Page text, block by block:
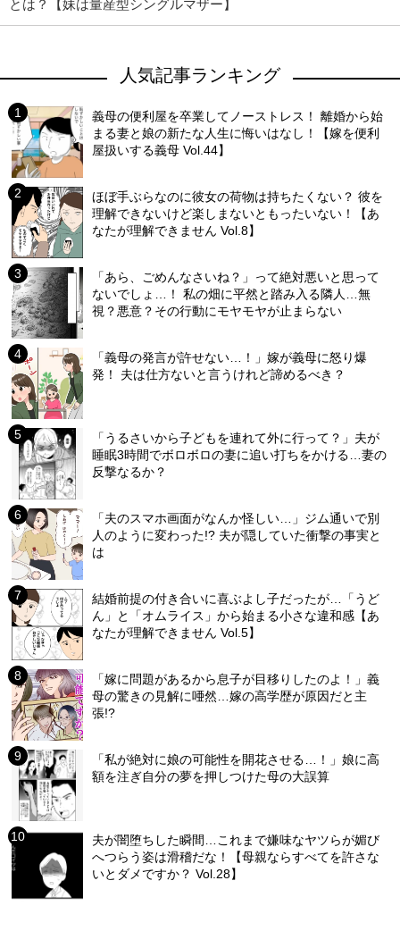
とは？【妹は量産型シングルマザー】
人気記事ランキング
義母の便利屋を卒業してノーストレス！ 離婚から始
まる妻と娘の新たな人生に悔いはなし！【嫁を便利
屋扱いする義母 Vol.44】
ほぼ手ぶらなのに彼女の荷物は持ちたくない？ 彼を
理解できないけど楽しまないともったいない！【あ
なたが理解できません Vol.8】
「あら、ごめんなさいね？」って絶対悪いと思って
ないでしょ…！ 私の畑に平然と踏み入る隣人…無
視？悪意？その行動にモヤモヤが止まらない
「義母の発言が許せない…！」嫁が義母に怒り爆
発！ 夫は仕方ないと言うけれど諦めるべき？
「うるさいから子どもを連れて外に行って？」夫が
睡眠3時間でボロボロの妻に追い打ちをかける…妻の
反撃なるか？
「夫のスマホ画面がなんか怪しい…」ジム通いで別
人のように変わった!? 夫が隠していた衝撃の事実と
は
結婚前提の付き合いに喜ぶよし子だったが…「うど
ん」と「オムライス」から始まる小さな違和感【あ
なたが理解できません Vol.5】
「嫁に問題があるから息子が目移りしたのよ！」義
母の驚きの見解に唖然…嫁の高学歴が原因だと主
張!?
「私が絶対に娘の可能性を開花させる…！」娘に高
額を注ぎ自分の夢を押しつけた母の大誤算
夫が闇堕ちした瞬間…これまで嫌味なヤツらが媚び
へつらう姿は滑稽だな！【母親ならすべてを許さな
いとダメですか？ Vol.28】